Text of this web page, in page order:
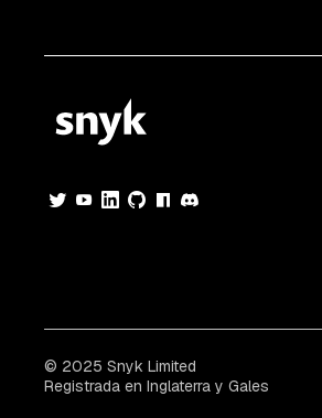
© 2025 Snyk Limited
Registrada en Inglaterra y Gales